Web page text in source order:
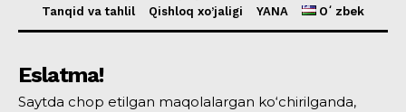
Tanqid va tahlil
Qishloq xo’jaligi YANA Oʻzbek
Eslatma!
Saytda chop etilgan maqolalargan ko‘chirilganda,